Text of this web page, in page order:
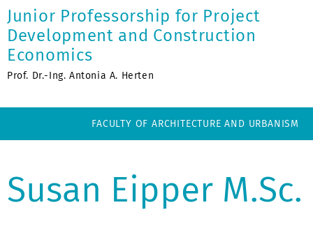
Junior Professorship for Project
Development and Construction
Economics
Prof. Dr.-Ing. Antonia A. Herten
FACULTY OF ARCHITECTURE AND URBANISM
Susan Eipper M.Sc.